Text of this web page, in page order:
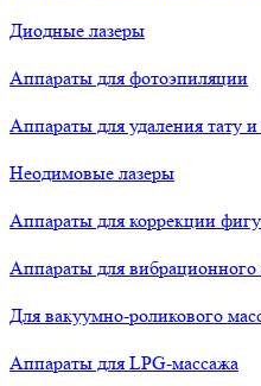
Диодные лазеры
Аппараты для фотоэпиляции
Аппараты для удаления тату и
Неодимовые лазеры
Аппараты для коррекции
Аппараты для вибрационного
Для вакуумно-роликового
Аппараты для LPG-массажа